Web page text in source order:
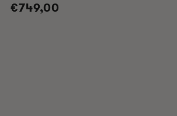
Normaler
€749,00